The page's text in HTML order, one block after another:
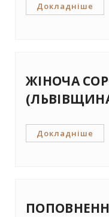
Докладніше
ЖІНОЧА
Докладніше